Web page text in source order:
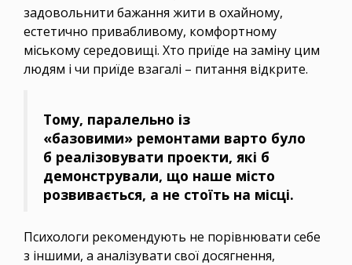
задовольнити бажання жити в охайному,
естетично привабливому, комфортному
міському середовищі. Хто приїде на заміну цим
людям і чи приїде взагалі – питання відкрите.
Тому, паралельно із
«базовими» ремонтами варто було
б реалізовувати проекти, які б
демонстрували, що наше місто
розвивається, а не стоїть на місці.
Психологи рекомендують не порівнювати себе
з іншими, а аналізувати свої досягнення,